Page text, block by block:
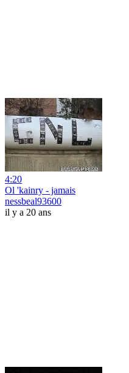
4:20
Ol 'kainry - jamais
nessbeal93600
il y a 20 ans